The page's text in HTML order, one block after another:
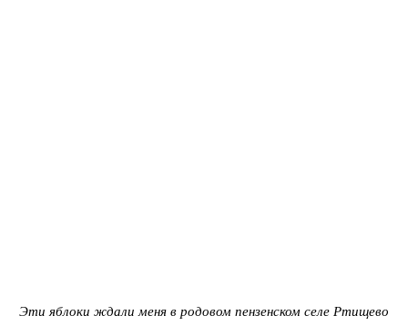
Эти яблоки ждали меня в родовом пензенском селе Ртищево